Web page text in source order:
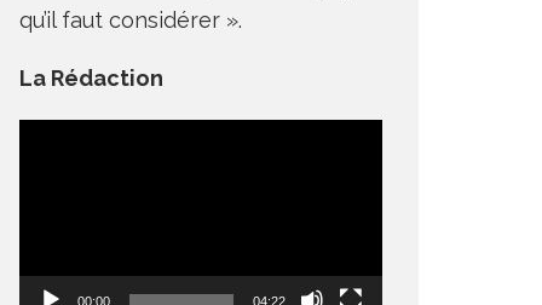
qu’il faut considérer ».
La Rédaction
00:00 04:22